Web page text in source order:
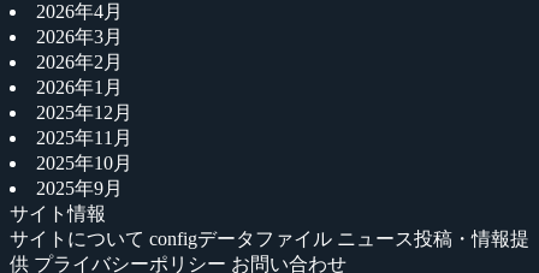
2026年4月
2026年3月
2026年2月
2026年1月
2025年12月
2025年11月
2025年10月
2025年9月
サイト情報
サイトについて configデータファイル ニュース投稿・情報提
供 プライバシーポリシー お問い合わせ